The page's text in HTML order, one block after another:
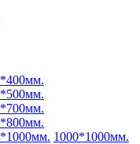
1000*1000мм.